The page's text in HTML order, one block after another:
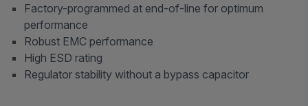
Factory-programmed at end-of-line for optimum
performance
Robust EMC performance
High ESD rating
Regulator stability without a bypass capacitor